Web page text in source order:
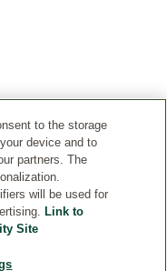
to the storage
device and to
partners. The
will be used for
Link to
Site